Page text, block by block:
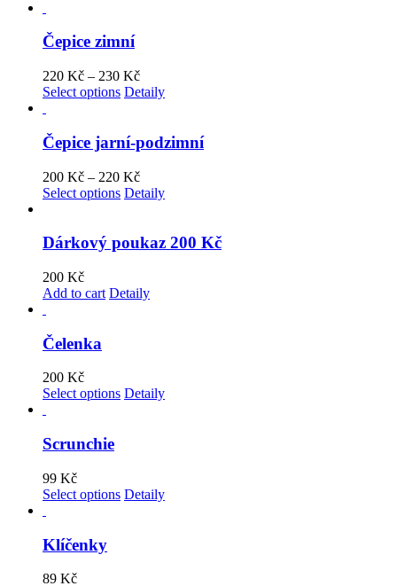
Čepice zimní
220 Kč – 230 Kč
Select options Detaily
Čepice jarní-podzimní
200 Kč – 220 Kč
Select options Detaily
Dárkový poukaz 200 Kč
200 Kč
Add to cart Detaily
Čelenka
200 Kč
Select options Detaily
Scrunchie
99 Kč
Select options Detaily
Klíčenky
89 Kč